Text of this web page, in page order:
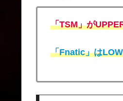
「TSM」が
「Fnatic」は